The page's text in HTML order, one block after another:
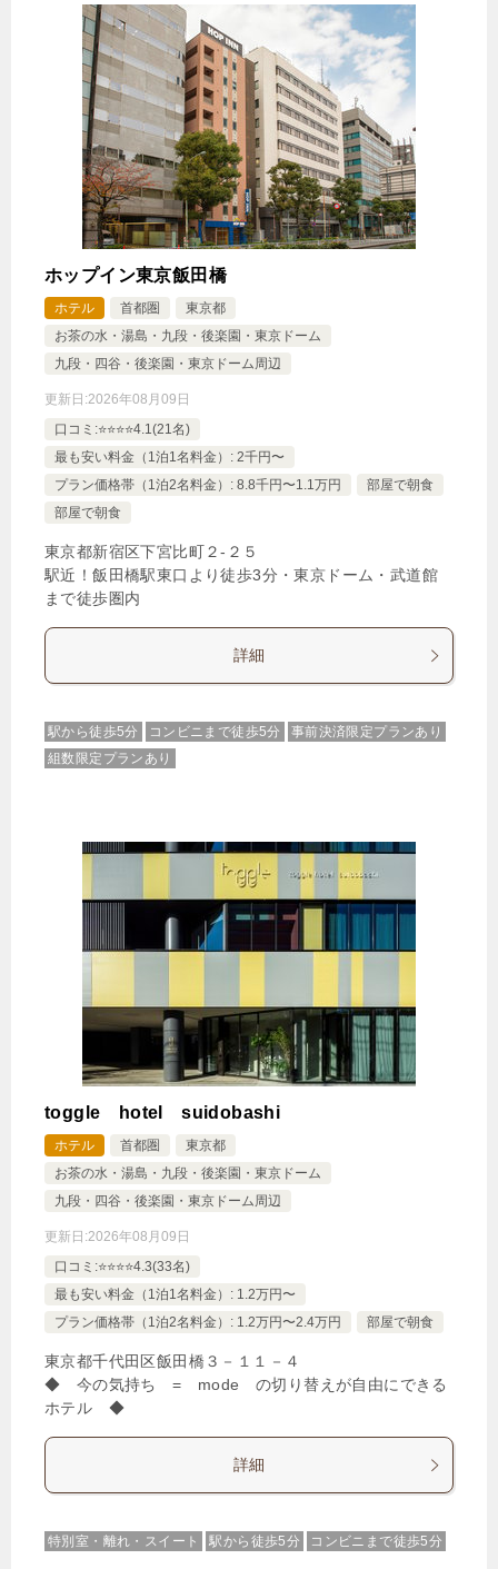
ホップイン東京飯田橋
ホテル 首都圏
東京都
お茶の水・湯島・九段・後楽園・東京ドーム
九段・四谷・後楽園・東京ドーム周辺
更新日:2026年08月09日
口コミ:⭐️⭐️⭐️⭐️4.1(21名)
最も安い料金（1泊1名料金）: 2千円〜
プラン価格帯（1泊2名料金）: 8.8千円〜1.1万円
部屋で朝食
部屋で朝食
東京都新宿区下宮比町２‐２５
駅近！飯田橋駅東口より徒歩3分・東京ドーム・武道館
まで徒歩圏内
詳細
駅から徒歩5分 コンビニまで徒歩5分
事前決済限定プランあり
組数限定プランあり
toggle hotel suidobashi
ホテル 首都圏
東京都
お茶の水・湯島・九段・後楽園・東京ドーム
九段・四谷・後楽園・東京ドーム周辺
更新日:2026年08月09日
口コミ:⭐️⭐️⭐️⭐️4.3(33名)
最も安い料金（1泊1名料金）: 1.2万円〜
プラン価格帯（1泊2名料金）: 1.2万円〜2.4万円
部屋で朝食
東京都千代田区飯田橋３－１１－４
◆ 今の気持ち = mode の切り替えが自由にできる
ホテル ◆
詳細
特別室・離れ・スイート 駅から徒歩5分 コンビニまで徒歩5分